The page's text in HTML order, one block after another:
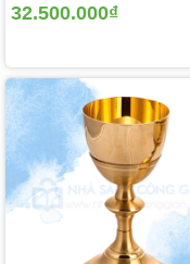
32.500.000₫